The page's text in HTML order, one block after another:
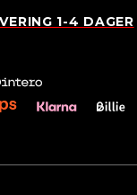
1-4 DAGER